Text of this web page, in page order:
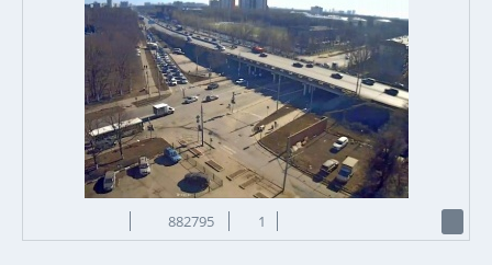
882795 1